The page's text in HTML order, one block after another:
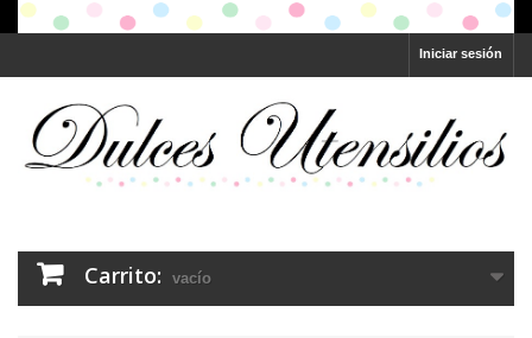
Iniciar sesión
Carrito: vacío